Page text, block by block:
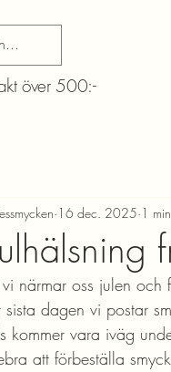
över 500:-
16 dec. 2025 1
närmar oss julen och
dagen vi postar
kommer vara iväg
att förbeställa